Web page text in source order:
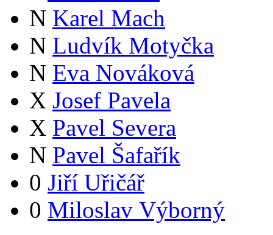
N Karel Mach
N Ludvík Motyčka
N Eva Nováková
X Josef Pavela
X Pavel Severa
N Pavel Šafařík
0 Jiří Uřičář
0 Miloslav Výborný